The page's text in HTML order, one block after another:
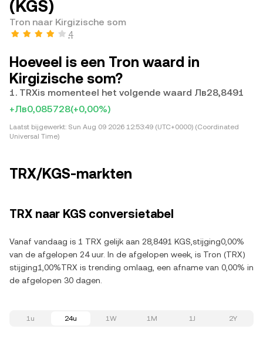
(KGS)
Tron naar Kirgizische som
4
Hoeveel is een Tron waard in
Kirgizische som?
1. TRXis momenteel het volgende waard Лв28,8491
+Лв0,085728(+0,00%)
Laatst bijgewerkt: Sun Aug 09 2026 12:53:49 (UTC+0000) (Coordinated
Universal Time)
TRX/KGS-markten
TRX naar KGS conversietabel
Vanaf vandaag is 1 TRX gelijk aan 28,8491 KGS,stijging0,00%
van de afgelopen 24 uur. In de afgelopen week, is Tron (TRX)
stijging1,00%TRX is trending omlaag, een afname van 0,00% in
de afgelopen 30 dagen.
1u 24u 1W 1M 1J 2Y